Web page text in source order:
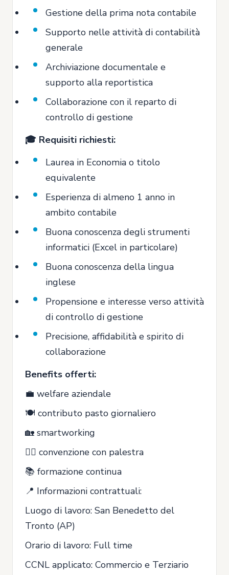
Gestione della prima nota contabile
Supporto nelle attività di contabilità
generale
Archiviazione documentale e
supporto alla reportistica
Collaborazione con il reparto di
controllo di gestione
🎓 Requisiti richiesti:
Laurea in Economia o titolo
equivalente
Esperienza di almeno 1 anno in
ambito contabile
Buona conoscenza degli strumenti
informatici (Excel in particolare)
Buona conoscenza della lingua
inglese
Propensione e interesse verso attività
di controllo di gestione
Precisione, affidabilità e spirito di
collaborazione
Benefits offerti:
💼 welfare aziendale
🍽 contributo pasto giornaliero
🏡 smartworking
🏋‍♀️ convenzione con palestra
📚 formazione continua
📍 Informazioni contrattuali:
Luogo di lavoro: San Benedetto del
Tronto (AP)
Orario di lavoro: Full time
CCNL applicato: Commercio e Terziario